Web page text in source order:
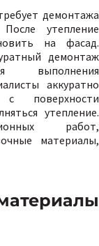
демонтажа
утепление
на фасад.
демонтаж
выполнения
аккуратно
поверхности
утепление.
работ,
материалы,